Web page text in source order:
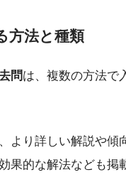
方法と種類
問は、複数の方法で
より詳しい解説や傾
果的な解法なども掲